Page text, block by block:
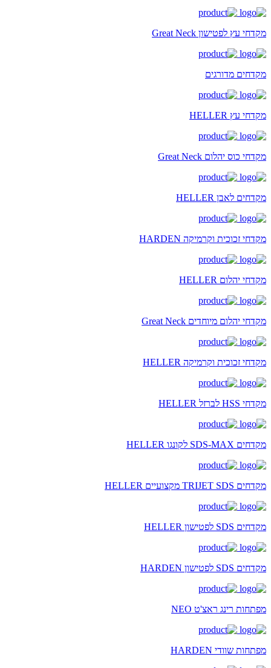
מקדחי עץ לפטישון Great Neck
מקדחים מדורגים
מקדחי עץ HELLER
מקדחי כוס יהלום Great Neck
מקדחים לאבן HELLER
מקדחי זכוכית וקרמיקה HARDEN
מקדחי יהלום HELLER
מקדחי יהלום מיוחדים Great Neck
מקדחי זכוכית וקרמיקה HELLER
מקדחי HSS לברזל HELLER
מקדחים SDS-MAX לקונגו HELLER
מקדחים TRIJET SDS מקצועיים HELLER
מקדחים SDS לפטישון HELLER
מקדחים SDS לפטישון HARDEN
מפתחות רינג ראצ'ט NEO
מפתחות שוודי HARDEN